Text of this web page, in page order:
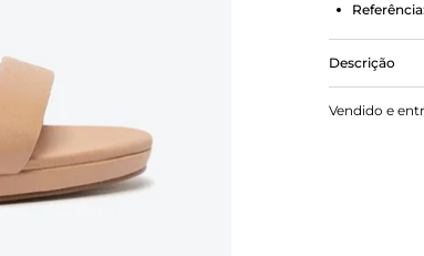
Referência:
Descrição
Sandália
pata baixa
Vendido e